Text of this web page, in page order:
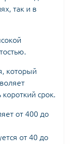
так и в
который
срок.
от 400 до
от 40 до